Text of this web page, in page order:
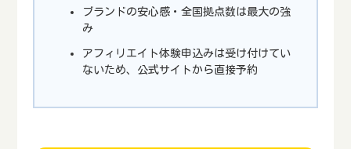
ブランドの安心感・全国拠点数は最大の強
み
アフィリエイト体験申込みは受け付けてい
ないため、公式サイトから直接予約